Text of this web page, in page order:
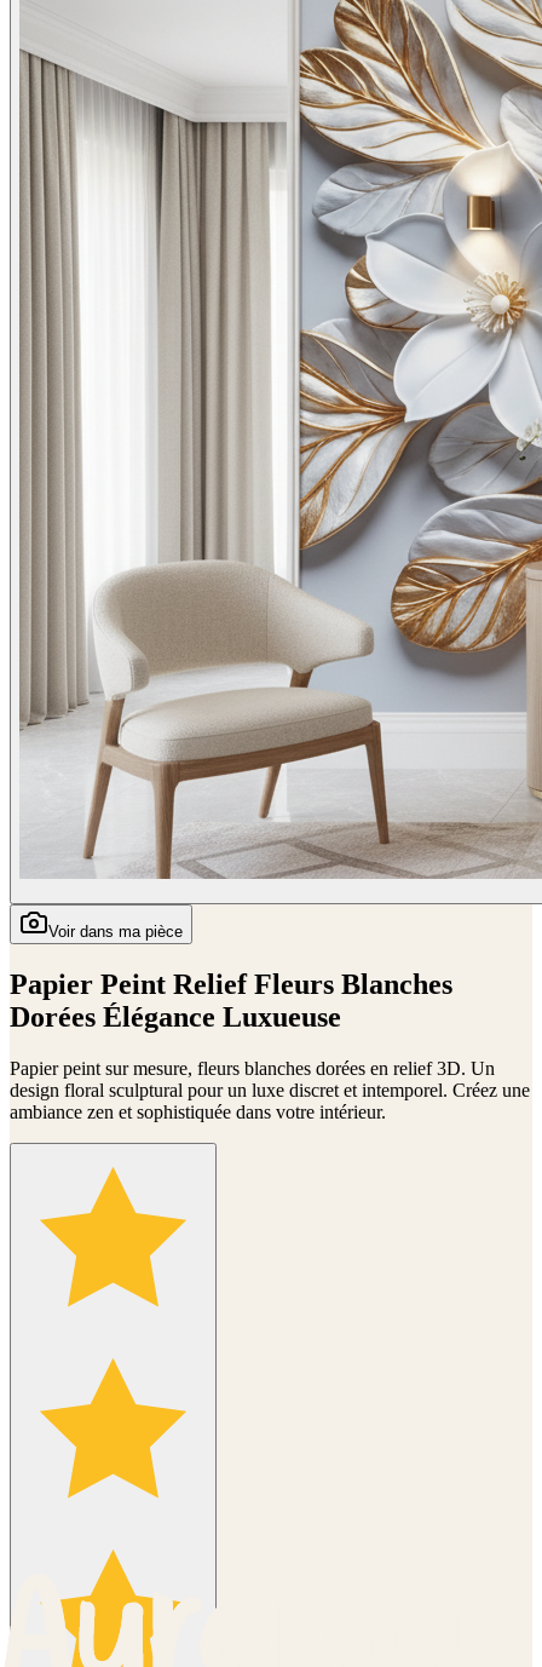
Voir dans ma pièce
Papier Peint Relief Fleurs Blanches
Dorées Élégance Luxueuse
Papier peint sur mesure, fleurs blanches dorées en relief 3D. Un
design floral sculptural pour un luxe discret et intemporel. Créez une
ambiance zen et sophistiquée dans votre intérieur.